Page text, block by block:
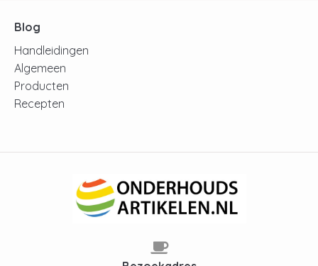
Blog
Handleidingen
Algemeen
Producten
Recepten